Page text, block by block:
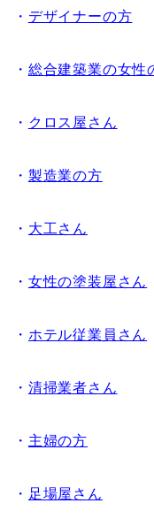
・ デザイナーの方
・ 総合建築業の女性
・ クロス屋さん
・ 製造業の方
・ 大工さん
・ 女性の塗装屋さん
・ ホテル従業員さん
・ 清掃業者さん
・ 主婦の方
・ 足場屋さん